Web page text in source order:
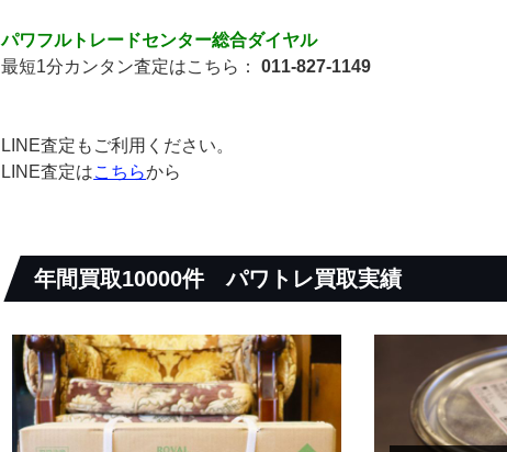
パワフルトレードセンター総合ダイヤル
最短1分カンタン査定はこちら：011-827-1149
LINE査定もご利用ください。
LINE査定はこちらから
年間買取10000件パワトレ買取実績